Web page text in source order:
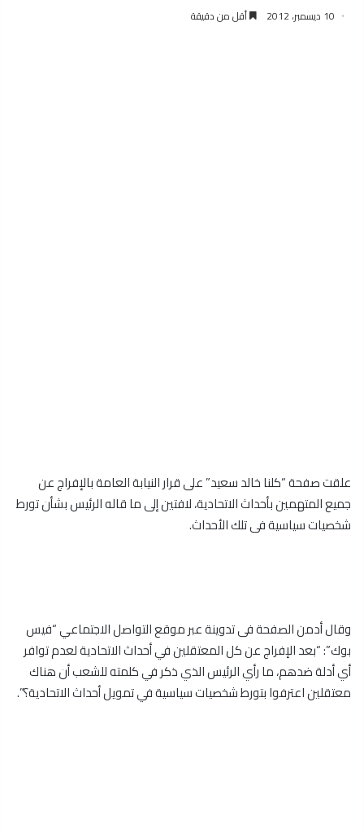
10 ديسمبر، 2012 أقل من دقيقة
علقت صفحة “كلنا خالد سعيد” على قرار النيابة العامة بالإفراج عن
جميع المتهمين بأحداث الاتحادية، لافتين إلى ما قاله الرئيس بشأن تورط
شخصيات سياسية فى تلك الأحداث.
وقال أدمن الصفحة فى تدوينة عبر موقع التواصل الاجتماعي “فيس
بوك”: “بعد الإفراج عن كل المعتقلين في أحداث الاتحادية لعدم توافر
أي أدلة ضدهم، ما رأي الرئيس الذي ذكر في كلمته للشعب أن هناك
معتقلين اعترفوا بتورط شخصيات سياسية في تمويل أحداث الاتحادية؟”.